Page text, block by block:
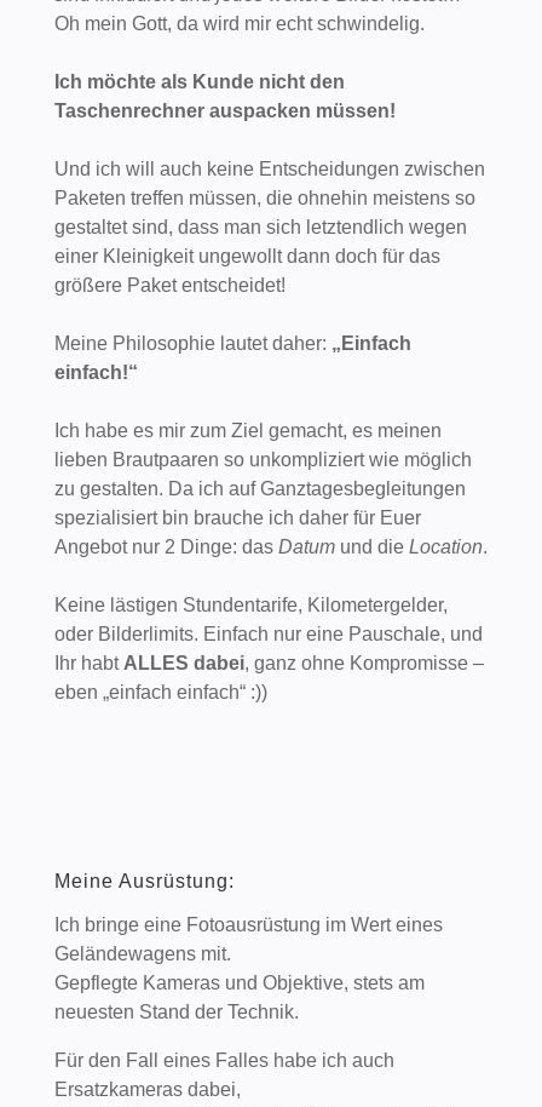
Oh mein Gott, da wird mir echt schwindelig.
Ich möchte als Kunde nicht den
Taschenrechner auspacken müssen!
Und ich will auch keine Entscheidungen zwischen
Paketen treffen müssen, die ohnehin meistens so
gestaltet sind, dass man sich letztendlich wegen
einer Kleinigkeit ungewollt dann doch für das
größere Paket entscheidet!
Meine Philosophie lautet daher: „Einfach
einfach!“
Ich habe es mir zum Ziel gemacht, es meinen
lieben Brautpaaren so unkompliziert wie möglich
zu gestalten. Da ich auf Ganztagesbegleitungen
spezialisiert bin brauche ich daher für Euer
Angebot nur 2 Dinge: das Datumund die Location.
Keine lästigen Stundentarife, Kilometergelder,
oder Bilderlimits. Einfach nur eine Pauschale, und
Ihr habt ALLES dabei, ganz ohne Kompromisse –
eben „einfach einfach“ :))
Meine Ausrüstung:
Ich bringe eine Fotoausrüstung im Wert eines
Geländewagens mit.
Gepflegte Kameras und Objektive, stets am
neuesten Stand der Technik.
Für den Fall eines Falles habe ich auch
Ersatzkameras dabei,